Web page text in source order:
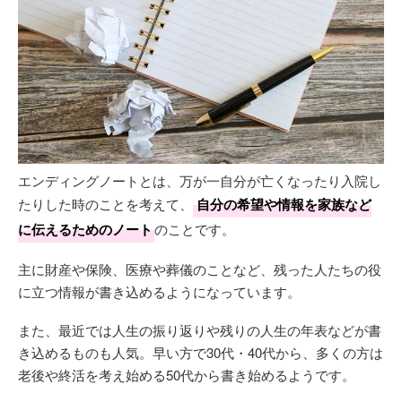
エンディングノートとは、万が一自分が亡くなったり入院し
たりした時のことを考えて、
自分の希望や情報を家族など
に伝えるためのノートのことです。
主に財産や保険、医療や葬儀のことなど、残った人たちの役
に立つ情報が書き込めるようになっています。
また、最近では人生の振り返りや残りの人生の年表などが書
き込めるものも人気。早い方で30代・40代から、多くの方は
老後や終活を考え始める50代から書き始めるようです。